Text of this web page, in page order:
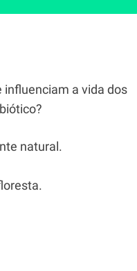
a vida dos
natural.